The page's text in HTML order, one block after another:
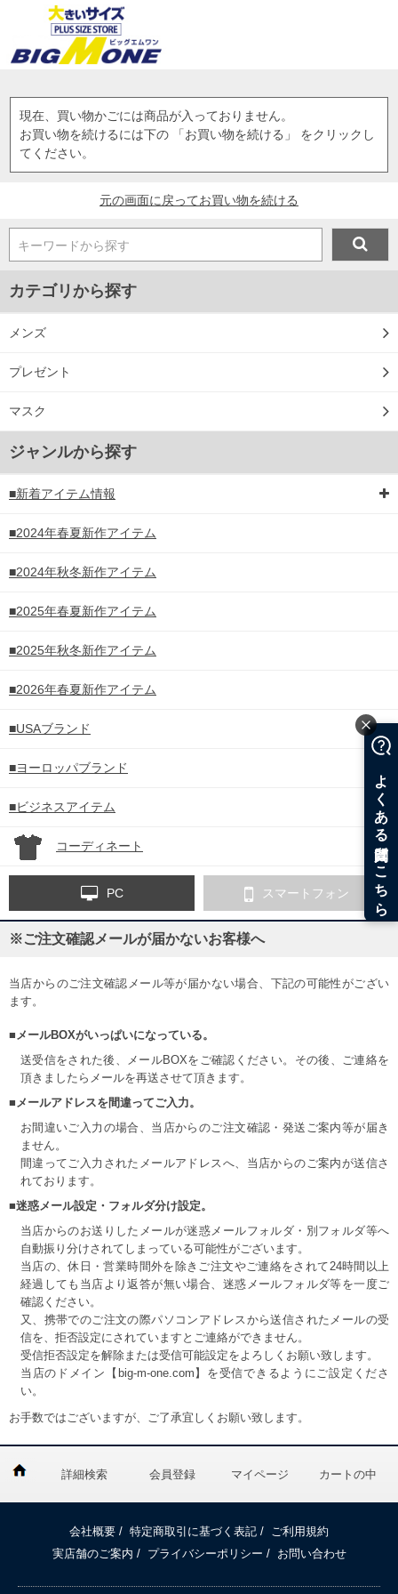
現在、買い物かごには商品が入っておりません。
お買い物を続けるには下の 「お買い物を続ける」 をクリックし
てください。
元の画面に戻ってお買い物を続ける
キーワードから探す
カテゴリから探す
メンズ
プレゼント
マスク
ジャンルから探す
■新着アイテム情報
■2024年春夏新作アイテム
■2024年秋冬新作アイテム
■2025年春夏新作アイテム
■2025年秋冬新作アイテム
■2026年春夏新作アイテム
■USAブランド
■ヨーロッパブランド
■ビジネスアイテム
コーディネート
PC スマートフォン
※ご注文確認メールが届かないお客様へ
当店からのご注文確認メール等が届かない場合、下記の可能性がござい
ます。
■メールBOXがいっぱいになっている。
送受信をされた後、メールBOXをご確認ください。その後、ご連絡を
頂きましたらメールを再送させて頂きます。
■メールアドレスを間違ってご入力。
お間違いご入力の場合、当店からのご注文確認・発送ご案内等が届き
ません。
間違ってご入力されたメールアドレスへ、当店からのご案内が送信さ
れております。
■迷惑メール設定・フォルダ分け設定。
当店からのお送りしたメールが迷惑メールフォルダ・別フォルダ等へ
自動振り分けされてしまっている可能性がございます。
当店の、休日・営業時間外を除きご注文やご連絡をされて24時間以上
経過しても当店より返答が無い場合、迷惑メールフォルダ等を一度ご
確認ください。
又、携帯でのご注文の際パソコンアドレスから送信されたメールの受
信を、拒否設定にされていますとご連絡ができません。
受信拒否設定を解除または受信可能設定をよろしくお願い致します。
当店のドメイン【big-m-one.com】を受信できるようにご設定くださ
い。
お手数ではございますが、ご了承宜しくお願い致します。
詳細検索 会員登録 マイページ カートの中
会社概要 / 特定商取引に基づく表記 /
ご利用規約
実店舗のご案内 / プライバシーポリシー / お問い合わせ